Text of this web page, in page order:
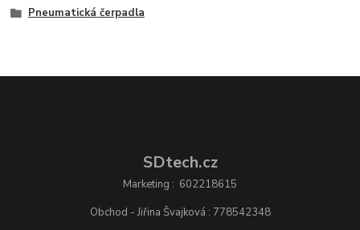
Pneumatická čerpadla
SDtech.cz
Marketing : 602218615
Obchod - Jiřina Švajková : 778542348